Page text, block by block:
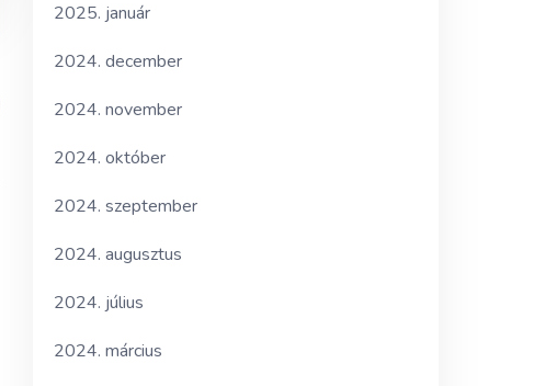
2025. január
2024. december
2024. november
2024. október
2024. szeptember
2024. augusztus
2024. július
2024. március